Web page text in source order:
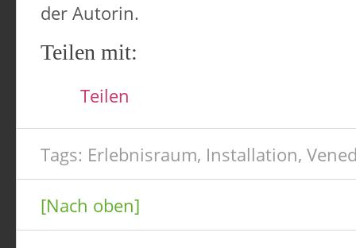
der Autorin.
Teilen mit:
Teilen
Tags: Erlebnisraum, Installation,
[Nach oben]